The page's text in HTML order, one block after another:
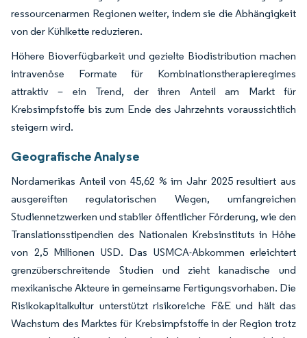
ressourcenarmen Regionen weiter, indem sie die Abhängigkeit
von der Kühlkette reduzieren.
Höhere Bioverfügbarkeit und gezielte Biodistribution machen
intravenöse Formate für Kombinationstherapieregimes
attraktiv – ein Trend, der ihren Anteil am Markt für
Krebsimpfstoffe bis zum Ende des Jahrzehnts voraussichtlich
steigern wird.
Geografische Analyse
Nordamerikas Anteil von 45,62 % im Jahr 2025 resultiert aus
ausgereiften regulatorischen Wegen, umfangreichen
Studiennetzwerken und stabiler öffentlicher Förderung, wie den
Translationsstipendien des Nationalen Krebsinstituts in Höhe
von 2,5 Millionen USD. Das USMCA-Abkommen erleichtert
grenzüberschreitende Studien und zieht kanadische und
mexikanische Akteure in gemeinsame Fertigungsvorhaben. Die
Risikokapitalkultur unterstützt risikoreiche F&E und hält das
Wachstum des Marktes für Krebsimpfstoffe in der Region trotz